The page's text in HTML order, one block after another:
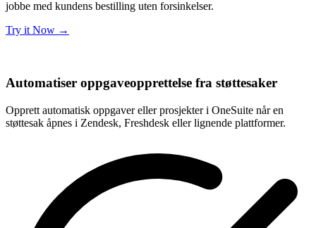
jobbe med kundens bestilling uten forsinkelser.
Try it Now →
Automatiser oppgaveopprettelse fra støttesaker
Opprett automatisk oppgaver eller prosjekter i OneSuite når en
støttesak åpnes i Zendesk, Freshdesk eller lignende plattformer.